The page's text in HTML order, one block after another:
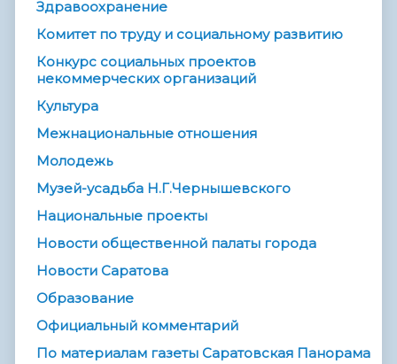
Здравоохранение
Комитет по труду и социальному развитию
Конкурс социальных проектов
некоммерческих организаций
Культура
Межнациональные отношения
Молодежь
Музей-усадьба Н.Г.Чернышевского
Национальные проекты
Новости общественной палаты города
Новости Саратова
Образование
Официальный комментарий
По материалам газеты Саратовская Панорама